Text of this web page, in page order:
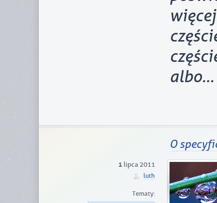
albo…
O
1 lipca 2011
luth
Tematy: